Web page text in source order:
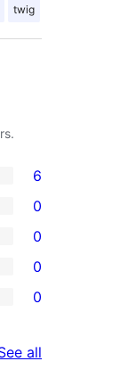
twig
6
0
0
0
0
all